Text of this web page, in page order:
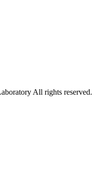
All rights reserved.